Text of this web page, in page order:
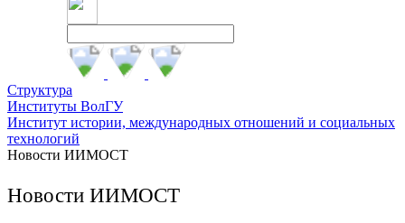
Структура
Институты ВолГУ
Институт истории, международных отношений и социальных
технологий
Новости ИИМОСТ
Новости ИИМОСТ